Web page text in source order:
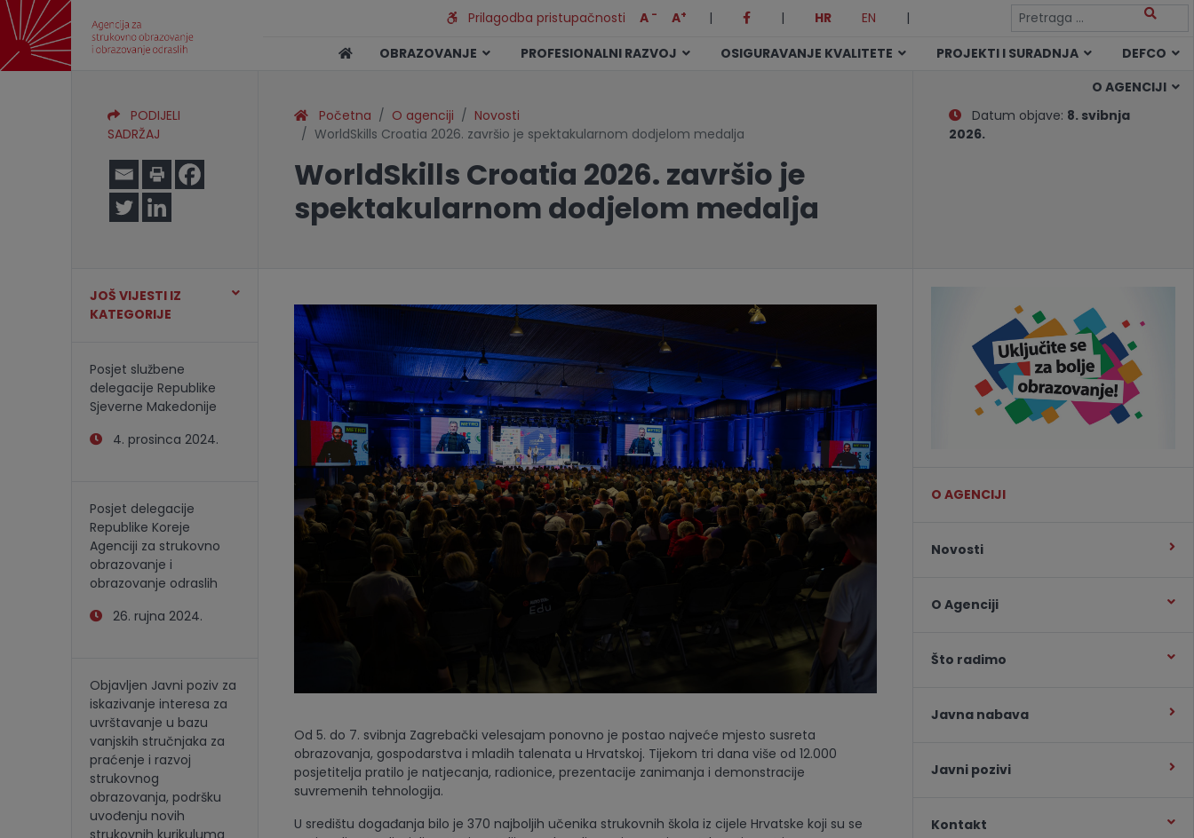
Prilagodba pristupačnosti A - A+ | | HR EN
|
OBRAZOVANJE
PROFESIONALNI RAZVOJ OSIGURAVANJE KVALITETE PROJEKTI I SURADNJA
DEFCO
O AGENCIJI
PODIJELI
SADRŽAJ
Početna O agenciji
Novosti
WorldSkills Croatia 2026. završio je spektakularnom dodjelom medalja
WorldSkills Croatia 2026. završio je
spektakularnom dodjelom medalja
Datum objave: 8. svibnja
2026.
JOŠ VIJESTI IZ
KATEGORIJE
Posjet službene
delegacije Republike
Sjeverne Makedonije
4. prosinca 2024.
Posjet delegacije
Republike Koreje
Agenciji za strukovno
obrazovanje i
obrazovanje odraslih
26. rujna 2024.
Objavljen Javni poziv za
iskazivanje interesa za
uvrštavanje u bazu
vanjskih stručnjaka za
praćenje i razvoj
strukovnog
obrazovanja, podršku
uvođenju novih
strukovnih kurikuluma
Od 5. do 7. svibnja Zagrebački velesajam ponovno je postao najveće mjesto susreta
obrazovanja, gospodarstva i mladih talenata u Hrvatskoj. Tijekom tri dana više od 12.000
posjetitelja pratilo je natjecanja, radionice, prezentacije zanimanja i demonstracije
suvremenih tehnologija.
U središtu događanja bilo je 370 najboljih učenika strukovnih škola iz cijele Hrvatske koji su se
O AGENCIJI
Novosti
O Agenciji
Što radimo
Javna nabava
Javni pozivi
Kontakt